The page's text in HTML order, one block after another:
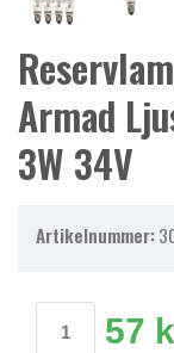
Armad
3W 34V
Artikelnummer:
57